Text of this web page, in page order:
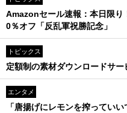
Amazonセール速報：本日限
0％オフ「反乱軍祝勝記念」
トピックス
定額制の素材ダウンロードサ
エンタメ
「唐揚げにレモンを搾ってい